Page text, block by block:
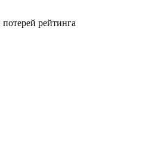
рейтинга